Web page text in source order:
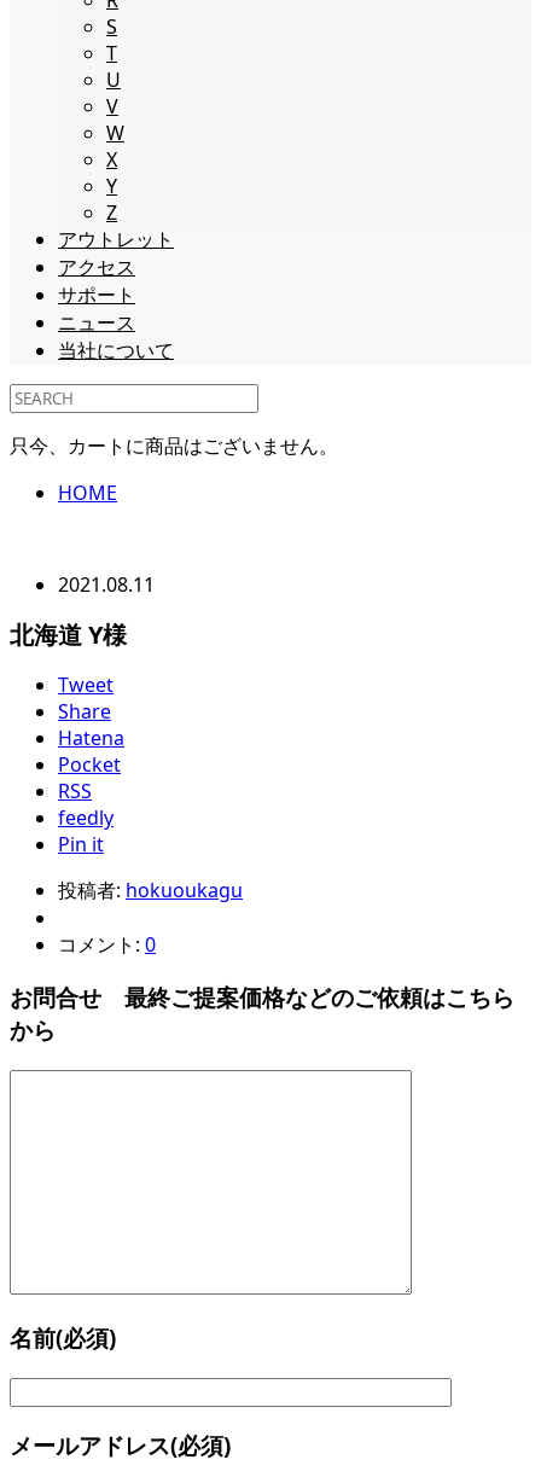
S
T
U
V
W
X
Y
Z
アウトレット
アクセス
サポート
ニュース
当社について
只今、カートに商品はございません。
HOME
2021.08.11
北海道 Y様
Tweet
Share
Hatena
Pocket
RSS
feedly
Pin it
投稿者: hokuoukagu
コメント: 0
お問合せ 最終ご提案価格などのご依頼はこちら
から
名前(必須)
メールアドレス(必須)